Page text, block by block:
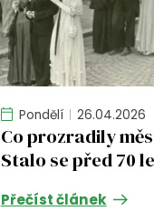
Pondělí 26.04.2026
Co prozradily
Stalo se před 70
Přečíst článek